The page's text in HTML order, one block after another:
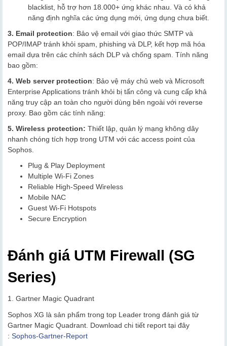
blacklist, hỗ trợ hơn 18.000+ ứng khác nhau. Và có khả
năng định nghĩa các ứng dụng mới, ứng dụng chưa biết.
3. Email protection: Bảo vệ email với giao thức SMTP và
POP/IMAP tránh khỏi spam, phishing và DLP, kết hợp mã hóa
email dựa trên các chính sách DLP và chống spam. Tính năng
bao gồm:
4. Web server protection: Bảo vệ máy chủ web và Microsoft
Enterprise Applications tránh khỏi bị tấn công và cung cấp khả
năng truy cập an toàn cho người dùng bên ngoài với reverse
proxy. Bao gồm các tính năng:
5. Wireless protection: Thiết lập, quản lý mạng không dây
nhanh chóng tích hợp trong UTM với các access point của
Sophos.
Plug & Play Deployment
Multiple Wi-Fi Zones
Reliable High-Speed Wireless
Mobile NAC
Guest Wi-Fi Hotspots
Secure Encryption
Đánh giá UTM Firewall (SG
Series)
1. Gartner Magic Quadrant
Sophos XG là sản phẩm trong top Leader trong đánh giá từ
Gartner Magic Quadrant. Download chi tiết report tại đây
: Sophos-Gartner-Report